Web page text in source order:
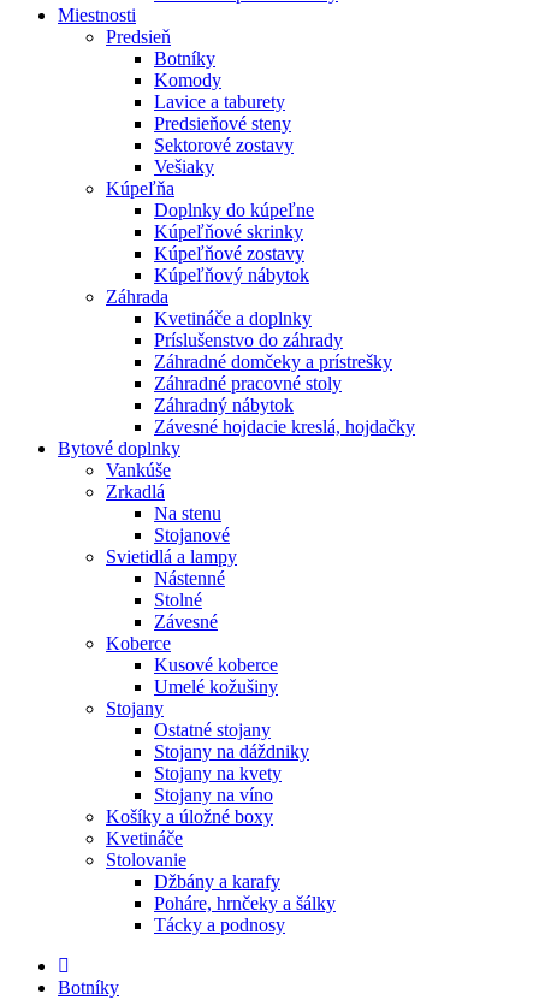
Miestnosti
Predsieň
Botníky
Komody
Lavice a taburety
Predsieňové steny
Sektorové zostavy
Vešiaky
Kúpeľňa
Doplnky do kúpeľne
Kúpeľňové skrinky
Kúpeľňové zostavy
Kúpeľňový nábytok
Záhrada
Kvetináče a doplnky
Príslušenstvo do záhrady
Záhradné domčeky a prístrešky
Záhradné pracovné stoly
Záhradný nábytok
Závesné hojdacie kreslá, hojdačky
Bytové doplnky
Vankúše
Zrkadlá
Na stenu
Stojanové
Svietidlá a lampy
Nástenné
Stolné
Závesné
Koberce
Kusové koberce
Umelé kožušiny
Stojany
Ostatné stojany
Stojany na dáždniky
Stojany na kvety
Stojany na víno
Košíky a úložné boxy
Kvetináče
Stolovanie
Džbány a karafy
Poháre, hrnčeky a šálky
Tácky a podnosy
Botníky